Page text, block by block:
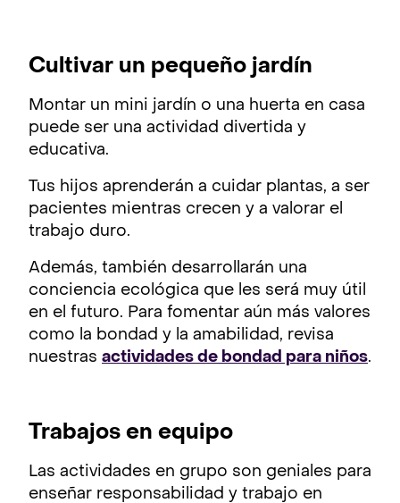
Cultivar un pequeño jardín
Montar un mini jardín o una huerta en casa
puede ser una actividad divertida y
educativa.
Tus hijos aprenderán a cuidar plantas, a ser
pacientes mientras crecen y a valorar el
trabajo duro.
Además, también desarrollarán una
conciencia ecológica que les será muy útil
en el futuro. Para fomentar aún más valores
como la bondad y la amabilidad, revisa
nuestras actividades de bondad para niños.
Trabajos en equipo
Las actividades en grupo son geniales para
enseñar responsabilidad y trabajo en